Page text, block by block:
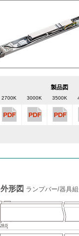
製品図
2700K 3000K 3500K
外形図 ランプバー/器具